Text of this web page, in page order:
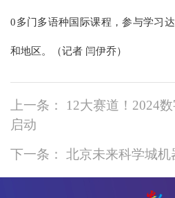
0多门多语种国际课程，参与学习
和地区。（记者 闫伊乔）
上一条： 12大赛道！2024
启动
下一条： 北京未来科学城